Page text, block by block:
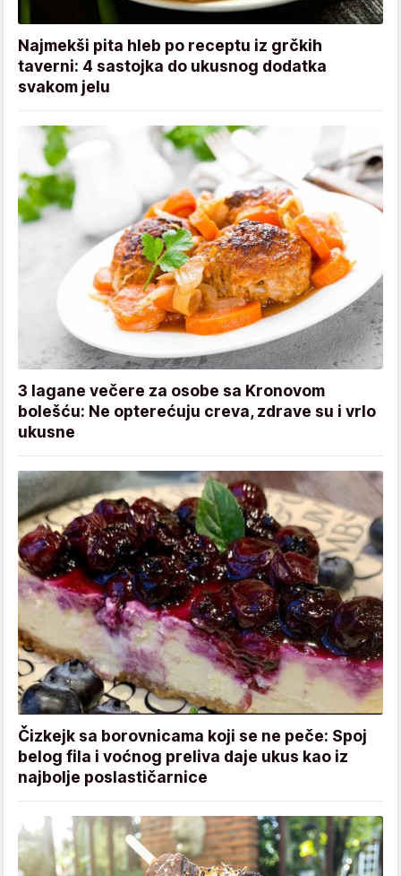
Najmekši pita hleb po receptu iz grčkih
taverni: 4 sastojka do ukusnog dodatka
svakom jelu
3 lagane večere za osobe sa Kronovom
bolešću: Ne opterećuju creva, zdrave su i vrlo
ukusne
Čizkejk sa borovnicama koji se ne peče: Spoj
belog fila i voćnog preliva daje ukus kao iz
najbolje poslastičarnice